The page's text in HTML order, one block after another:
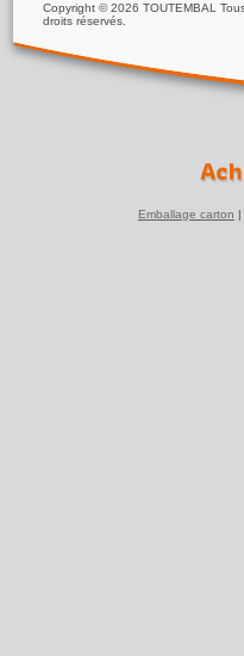
Copyright © 2026 TOUTEMBAL
droits réservés.
Emballage carton |